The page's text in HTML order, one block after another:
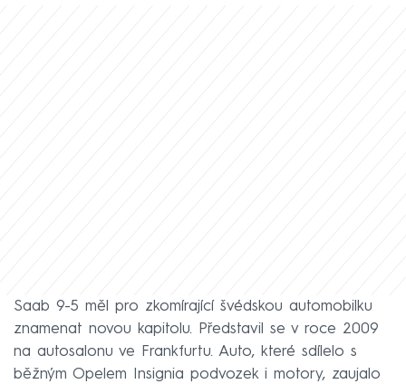
Saab 9-5 měl pro zkomírající švédskou automobilku
znamenat novou kapitolu. Představil se v roce 2009
na autosalonu ve Frankfurtu. Auto, které sdílelo s
běžným Opelem Insignia podvozek i motory, zaujalo